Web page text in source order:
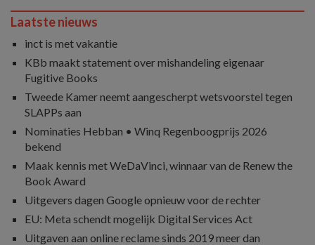
Laatste nieuws
inct is met vakantie
KBb maakt statement over mishandeling eigenaar
Fugitive Books
Tweede Kamer neemt aangescherpt wetsvoorstel tegen
SLAPPs aan
Nominaties Hebban • Winq Regenboogprijs 2026
bekend
Maak kennis met WeDaVinci, winnaar van de Renew the
Book Award
Uitgevers dagen Google opnieuw voor de rechter
EU: Meta schendt mogelijk Digital Services Act
Uitgaven aan online reclame sinds 2019 meer dan